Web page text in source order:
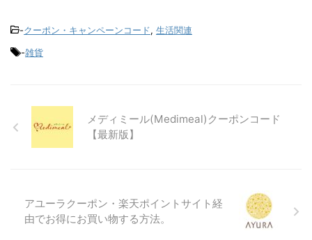
-クーポン・キャンペーンコード, 生活関連
-雑貨
メディミール(Medimeal)クーポンコード
【最新版】
アユーラクーポン・楽天ポイントサイト経
由でお得にお買い物する方法。